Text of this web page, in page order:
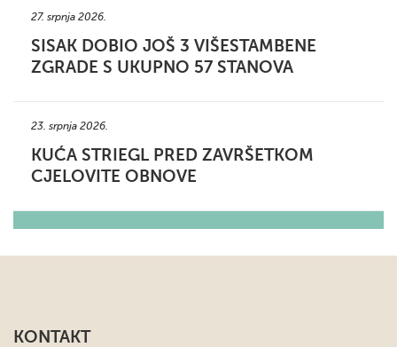
27. srpnja 2026.
SISAK DOBIO JOŠ 3 VIŠESTAMBENE
ZGRADE S UKUPNO 57 STANOVA
23. srpnja 2026.
KUĆA STRIEGL PRED ZAVRŠETKOM
CJELOVITE OBNOVE
KONTAKT